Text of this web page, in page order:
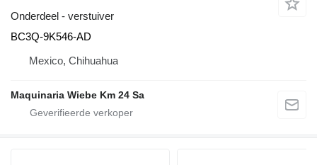
Onderdeel - verstuiver
BC3Q-9K546-AD
Mexico, Chihuahua
Maquinaria Wiebe Km 24 Sa